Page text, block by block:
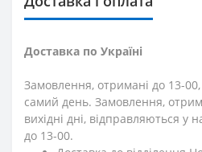
Доставка по Україні
Замовлення, отримані до 13-
самий день. Замовлення,
вихідні дні, відправляються у
до 13-00.